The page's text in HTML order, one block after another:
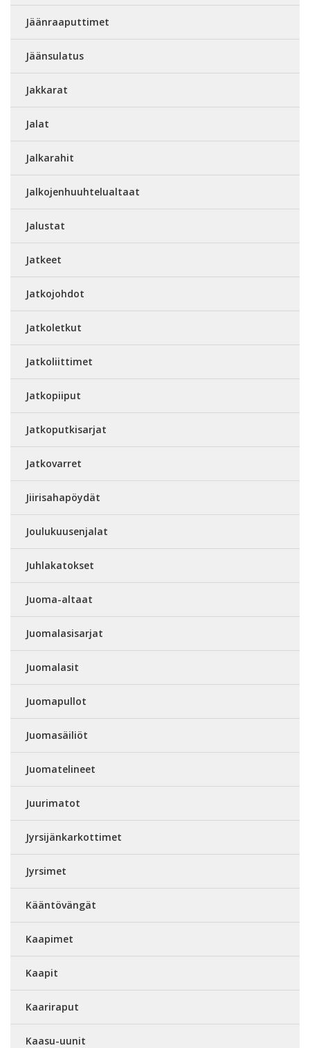
Jäänraaputtimet
Jäänsulatus
Jakkarat
Jalat
Jalkarahit
Jalkojenhuuhtelualtaat
Jalustat
Jatkeet
Jatkojohdot
Jatkoletkut
Jatkoliittimet
Jatkopiiput
Jatkoputkisarjat
Jatkovarret
Jiirisahapöydät
Joulukuusenjalat
Juhlakatokset
Juoma-altaat
Juomalasisarjat
Juomalasit
Juomapullot
Juomasäiliöt
Juomatelineet
Juurimatot
Jyrsijänkarkottimet
Jyrsimet
Kääntövängät
Kaapimet
Kaapit
Kaariraput
Kaasu-uunit